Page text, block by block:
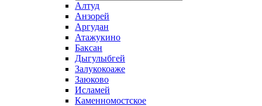
Алтуд
Анзорей
Аргудан
Атажукино
Баксан
Дыгулыбгей
Залукокоаже
Заюково
Исламей
Каменномостское